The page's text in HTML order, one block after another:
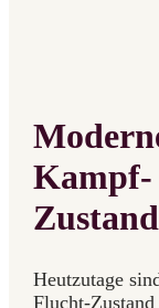
Zustand
Heutzutage
Flucht-